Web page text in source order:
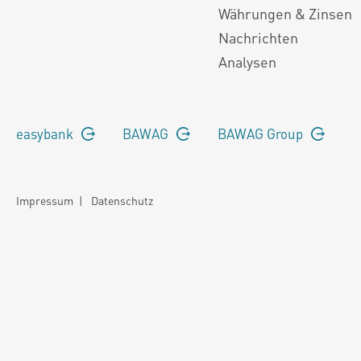
Währungen & Zinsen
Nachrichten
Analysen
easybank BAWAG BAWAG Group
Impressum | Datenschutz